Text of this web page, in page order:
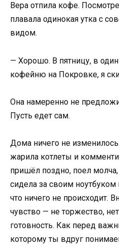
Вера отпила кофе.
плавала одинокая утка с
видом.
— Хорошо. В пятницу, в
кофейню на Покровке, я
Она намеренно не
Пусть едет сам.
Дома ничего не
жарила котлеты и
пришёл поздно, поел
сидела за своим
что ничего не происходит.
чувство — не торжество,
готовность. Как перед
которому ты вдруг